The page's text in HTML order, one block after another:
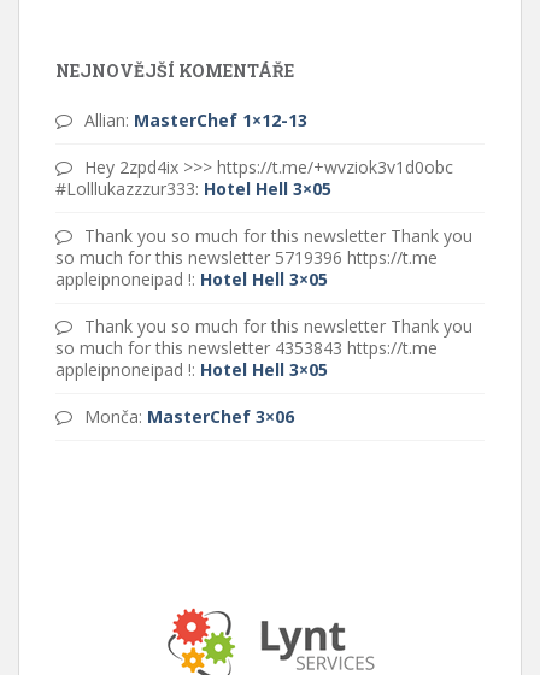
NEJNOVĚJŠÍ KOMENTÁŘE
Allian: MasterChef 1×12-13
Hey 2zpd4ix >>> https://t.me/+wvziok3v1d0obc
#Lolllukazzzur333: Hotel Hell 3×05
Thank you so much for this newsletter Thank you
so much for this newsletter 5719396 https://t.me
appleipnoneipad !: Hotel Hell 3×05
Thank you so much for this newsletter Thank you
so much for this newsletter 4353843 https://t.me
appleipnoneipad !: Hotel Hell 3×05
Monča: MasterChef 3×06